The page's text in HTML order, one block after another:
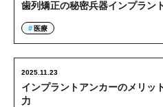
歯列矯正の秘密兵器インプラン
医療
インプラントアンカーのメリッ
力
2025.11.23